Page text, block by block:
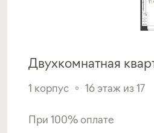
Двухкомнатная
1 корпус 16 этаж из 17
При 100% оплате